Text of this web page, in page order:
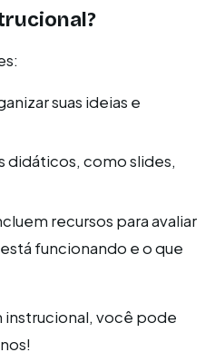
suas ideias e
didáticos, como slides,
recursos para avaliar
funcionando e o que
instrucional, você pode